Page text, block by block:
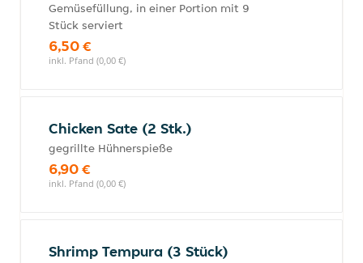
Gemüsefüllung, in einer Portion mit 9
Stück serviert
6,50 €
inkl. Pfand (0,00 €)
Chicken Sate (2 Stk.)
gegrillte Hühnerspieße
6,90 €
inkl. Pfand (0,00 €)
Shrimp Tempura (3 Stück)